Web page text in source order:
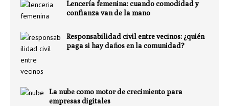
Lencería femenina: cuando comodidad y
confianza van de la mano
Responsabilidad civil entre vecinos: ¿quién
paga si hay daños en la comunidad?
La nube como motor de crecimiento para
empresas digitales